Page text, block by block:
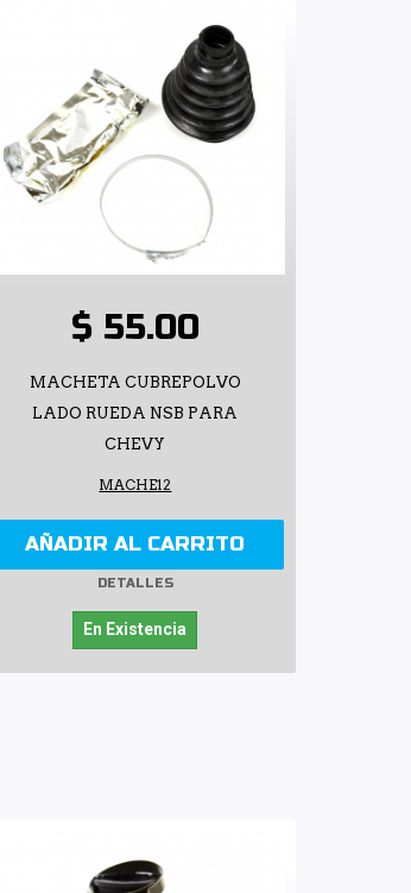
$ 55.00
MACHETA CUBREPOLVO
LADO RUEDA NSB PARA
CHEVY
MACHE12
AÑADIR AL CARRITO
DETALLES
En Existencia